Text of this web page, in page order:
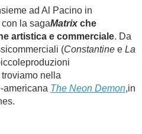
ad Al Pacino in
la sagaMatrix che
artistica e commerciale. Da
(Constantine e La
nella
americana The Neon Demon,in